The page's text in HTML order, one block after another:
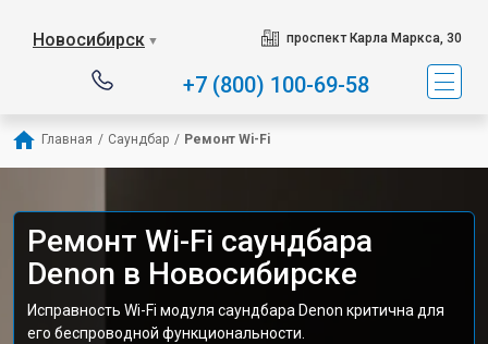
Новосибирск ▼ проспект Карла Маркса, 30
+7 (800) 100-69-58
Главная / Саундбар / Ремонт Wi-Fi
Ремонт Wi-Fi саундбара
Denon в Новосибирске
Исправность Wi-Fi модуля саундбара Denon критична для
его беспроводной функциональности.